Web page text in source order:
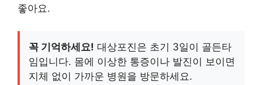
좋아요.
꼭 기억하세요! 대상포진은 초기 3일이 골든타
임입니다. 몸에 이상한 통증이나 발진이 보이면
지체 없이 가까운 병원을 방문하세요.